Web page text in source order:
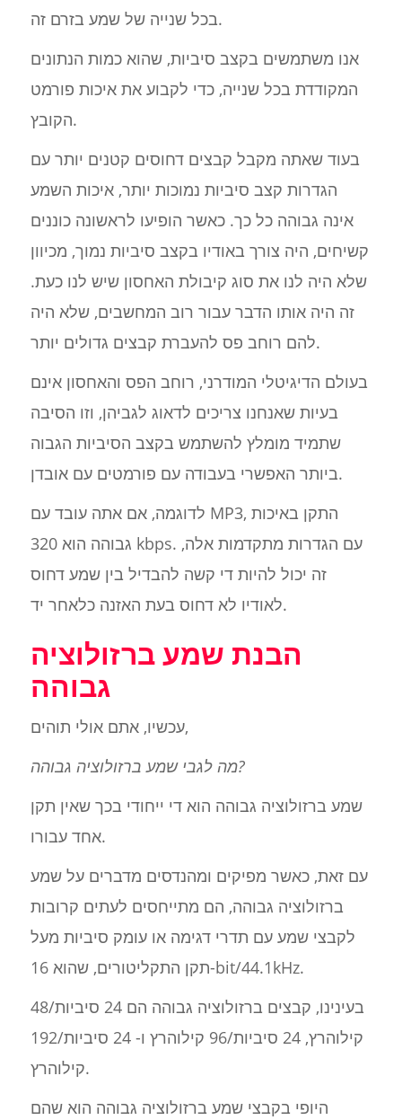
בכל שנייה של שמע בזרם זה.
אנו משתמשים בקצב סיביות, שהוא כמות הנתונים
המקודדת בכל שנייה, כדי לקבוע את איכות פורמט
הקובץ.
בעוד שאתה מקבל קבצים דחוסים קטנים יותר עם
הגדרות קצב סיביות נמוכות יותר, איכות השמע
אינה גבוהה כל כך. כאשר הופיעו לראשונה כוננים
קשיחים, היה צורך באודיו בקצב סיביות נמוך, מכיוון
שלא היה לנו את סוג קיבולת האחסון שיש לנו כעת.
זה היה אותו הדבר עבור רוב המחשבים, שלא היה
להם רוחב פס להעברת קבצים גדולים יותר.
בעולם הדיגיטלי המודרני, רוחב הפס והאחסון אינם
בעיות שאנחנו צריכים לדאוג לגביהן, וזו הסיבה
שתמיד מומלץ להשתמש בקצב הסיביות הגבוה
ביותר האפשרי בעבודה עם פורמטים עם אובדן.
לדוגמה, אם אתה עובד עם MP3, התקן באיכות
גבוהה הוא 320 kbps. עם הגדרות מתקדמות אלה,
זה יכול להיות די קשה להבדיל בין שמע דחוס
לאודיו לא דחוס בעת האזנה כלאחר יד.
הבנת שמע ברזולוציה
גבוהה
עכשיו, אתם אולי תוהים,
מה לגבי שמע ברזולוציה גבוהה?
שמע ברזולוציה גבוהה הוא די ייחודי בכך שאין תקן
אחד עבורו.
עם זאת, כאשר מפיקים ומהנדסים מדברים על שמע
ברזולוציה גבוהה, הם מתייחסים לעתים קרובות
לקבצי שמע עם תדרי דגימה או עומק סיביות מעל
תקן התקליטורים, שהוא 16-bit/44.1kHz.
בעינינו, קבצים ברזולוציה גבוהה הם 24 סיביות/48
קילוהרץ, 24 סיביות/96 קילוהרץ ו- 24 סיביות/192
קילוהרץ.
היופי בקבצי שמע ברזולוציה גבוהה הוא שהם